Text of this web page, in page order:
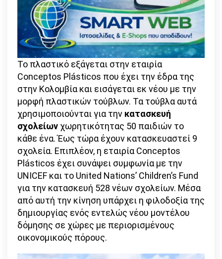
Το πλαστικό εξάγεται στην εταιρία
Conceptos Plásticos που έχει την έδρα της
στην Κολομβία και εισάγεται εκ νέου με την
μορφή πλαστικών τούβλων. Τα τούβλα αυτά
χρησιμοποιούνται για την κατασκευή
σχολείων χωρητικότητας 50 παιδιών το
κάθε ένα. Έως τώρα έχουν κατασκευαστεί 9
σχολεία. Επιπλέον, η εταιρία Conceptos
Plásticos έχει συνάψει συμφωνία με την
UNICEF και το United Nations’ Children’s Fund
για την κατασκευή 528 νέων σχολείων. Μέσα
από αυτή την κίνηση υπάρχει η φιλοδοξία της
δημιουργίας ενός εντελώς νέου μοντέλου
δόμησης σε χώρες με περιορισμένους
οικονομικούς πόρους.